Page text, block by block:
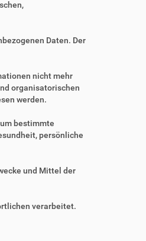
Daten. Der
nicht mehr
organisatorischen
werden.
bestimmte
persönliche
und Mittel der
verarbeitet.